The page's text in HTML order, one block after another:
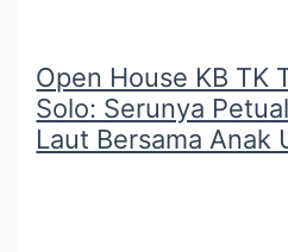
Open House KB TK
Solo: Serunya
Laut Bersama Anak